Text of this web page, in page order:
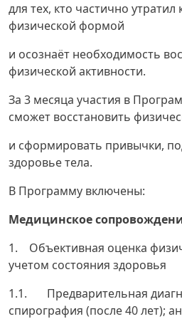
для тех, кто частично утратил
физической формой
и осознаёт необходимость
физической активности.
За 3 месяца участия в
сможет восстановить
и сформировать привычки,
здоровье тела.
В Программу включены:
Медицинское
1. Объективная оценка
учетом состояния здоровья
1.1. Предварительная
спирография (после 40 лет);